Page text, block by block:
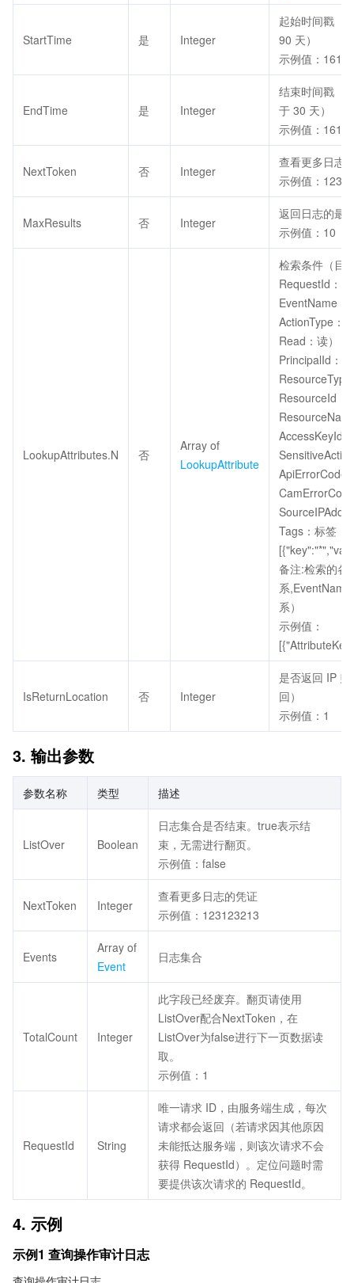
StartTime 是 Integer
起始时间戳（
90 天）
示例值：
EndTime 是 Integer
结束时间戳（
于 30 天）
示例值：
NextToken 否 Integer
查看更多日志
示例值：
MaxResults 否 Integer
返回日志的最
示例值：10
LookupAttributes.N 否
Array of
LookupAttribute
检索条件（目
RequestId：
EventName：
ActionType：
Read：读）
PrincipalId：
ResourceId：
AccessKeyId
ApiErrorCode
Tags：标签（
备注:检索的各
系
系）
示例值：
IsReturnLocation 否 Integer
是否返回 IP
回）
示例值：1
3. 输出参数
参数名称 类型 描述
ListOver Boolean
日志集合是否结束。true表示结
束，无需进行翻页。
示例值：false
NextToken Integer
查看更多日志的凭证
示例值：123123213
Events
Array of
Event
日志集合
TotalCount Integer
此字段已经废弃。翻页请使用
ListOver配合NextToken，在
ListOver为false进行下一页数据读
取。
示例值：1
RequestId String
唯一请求 ID，由服务端生成，每次
请求都会返回（若请求因其他原因
未能抵达服务端，则该次请求不会
获得 RequestId）。定位问题时需
要提供该次请求的 RequestId。
4. 示例
示例1 查询操作审计日志